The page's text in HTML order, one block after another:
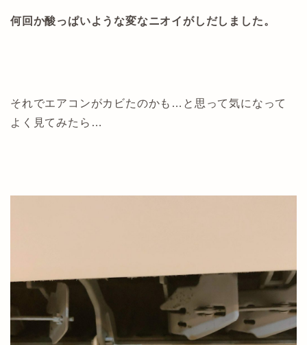
何回か酸っぱいような変なニオイがしだしました。
それでエアコンがカビたのかも…と思って気になって
よく見てみたら…